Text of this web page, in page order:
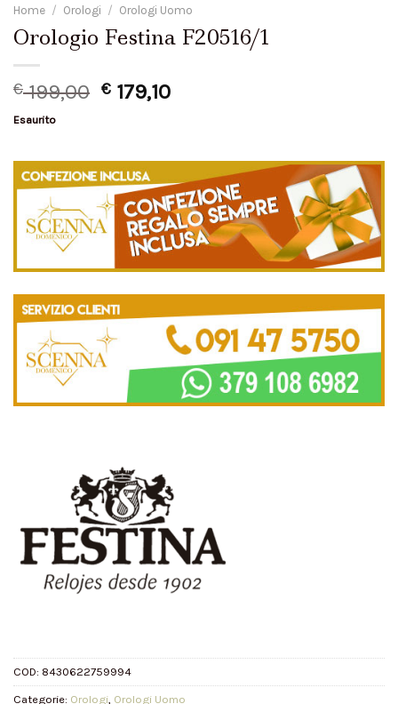
Home / Orologi / Orologi Uomo
Orologio Festina F20516/1
€199,00 € 179,10
Esaurito
COD: 8430622759994
Categorie: Orologi Orologi Uomo